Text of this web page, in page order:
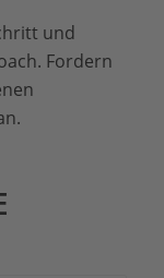
und
Fordern